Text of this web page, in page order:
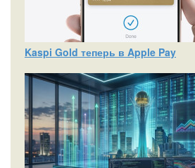
Kaspi Gold теперь в Apple Pay